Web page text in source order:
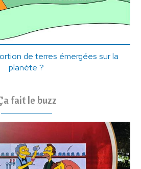
de terres émergées sur la
planète ?
fait le buzz